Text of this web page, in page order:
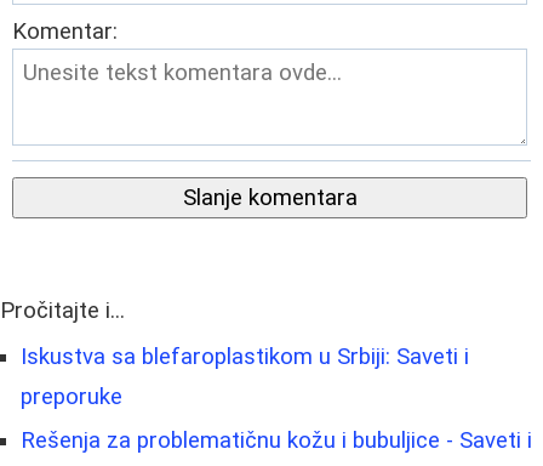
Komentar:
Slanje komentara
Pročitajte i...
Iskustva sa blefaroplastikom u Srbiji: Saveti i
preporuke
Rešenja za problematičnu kožu i bubuljice - Saveti i